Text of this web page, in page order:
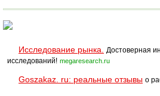
Исследование рынка.
Достоверная
исследований! megaresearch.ru
Goszakaz. ru: реальные отзывы о